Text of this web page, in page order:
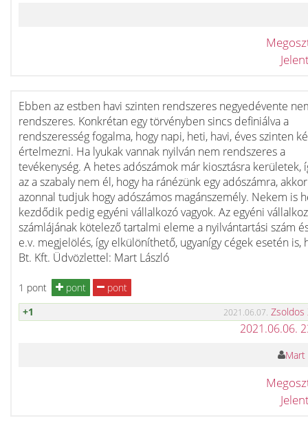
Ebben az estben havi szinten rendszeres negyedévente
rendszeres. Konkrétan egy törvényben sincs definiálva a
rendszeresség fogalma, hogy napi, heti, havi, éves szinten
értelmezni. Ha lyukak vannak nyilván nem rendszeres a
tevékenység. A hetes adószámok már kiosztásra kerületek,
az a szabaly nem él, hogy ha ránézünk egy adószámra, akkor
azonnal tudjuk hogy adószámos magánszemély. Nekem is
kezdődik pedig egyéni vállalkozó vagyok. Az egyéni
számlájának kötelező tartalmi eleme a nyilvántartási szám
e.v. megjelölés, így elkülöníthető, ugyanígy cégek esetén is,
Bt. Kft. Üdvözlettel: Mart László
1 pont pont
pont
+1
2021.06.07. Zsoldos
2021.06.06.
Mart